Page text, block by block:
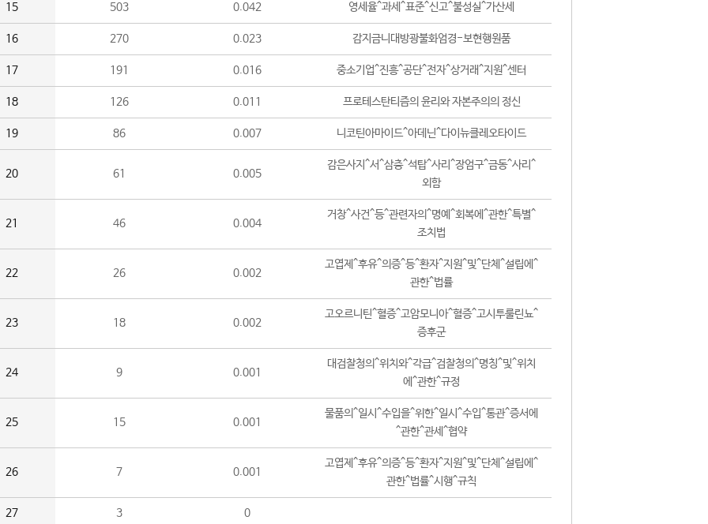
15 503 0.042 영세율^과세^표준^신고^불성실^가산세
16 270 0.023 감지금니대방광불화엄경-보현행원품
17 191 0.016 중소기업^진흥^공단^전자^상거래^지원^센터
18 126 0.011 프로테스탄티즘의 윤리와 자본주의의 정신
19 86 0.007 니코틴아마이드^아데닌^다이뉴클레오타이드
20 61 0.005
감은사지^서^삼층^석탑^사리^장엄구^금동^사리^
외함
21 46 0.004
거창^사건^등^관련자의^명예^회복에^관한^특별^
조치법
22 26 0.002
고엽제^후유^의증^등^환자^지원^및^단체^설립에^
관한^법률
23 18 0.002
고오르니틴^혈증^고암모니아^혈증^고시투룰린뇨^
증후군
24 9 0.001
대검찰청의^위치와^각급^검찰청의^명칭^및^위치
에^관한^규정
25 15 0.001
물품의^일시^수입을^위한^일시^수입^통관^증서에
^관한^관세^협약
26 7 0.001
고엽제^후유^의증^등^환자^지원^및^단체^설립에^
관한^법률^시행^규칙
27 3 0